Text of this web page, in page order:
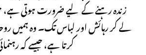
زندہ رہنے کے لیے ضرورت ہوتی ہے،
لے کر رہائش اور لباس تک۔ وہ ہمیں
کرتا ہے، جیسے کہ